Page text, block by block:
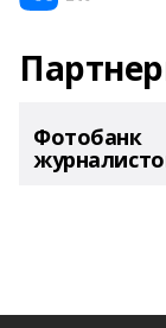
Фотобанк